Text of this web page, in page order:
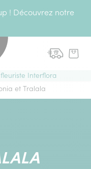
! Découvrez notre
Interflora
et Tralala